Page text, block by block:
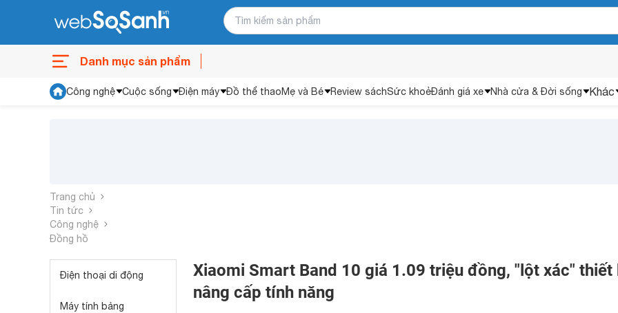
Danh mục sản phẩm
Công nghệ Cuộc sống Điện máy Đồ thể thaoMẹ và Bé Review sáchSức khoẻĐánh giá xe Nhà cửa & Đời sống Khác
Trang chủ
Tin tức
Công nghệ
Đồng hồ
Điện thoại di động
Máy tính bảng
Xiaomi Smart Band 10 giá 1.09 triệu đồng, "lột xác" thiết
nâng cấp tính năng